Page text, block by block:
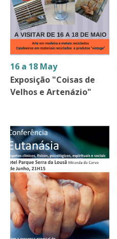
16 a 18 May
Exposição "Coisas de
Velhos e Artenázio"